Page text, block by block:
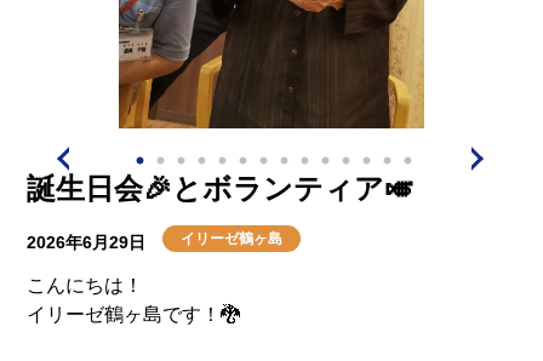
誕生日会🎉とボランティア🎺
2026年6月29日 イリーゼ鶴ヶ島
こんにちは！
イリーゼ鶴ヶ島です！🐉